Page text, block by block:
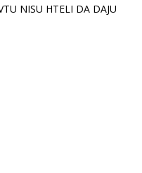
NISU HTELI DA DAJU